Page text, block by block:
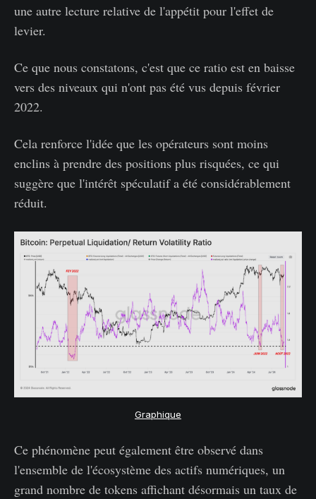
une autre lecture relative de l'appétit pour l'effet de
levier.
Ce que nous constatons, c'est que ce ratio est en baisse
vers des niveaux qui n'ont pas été vus depuis février
2022.
Cela renforce l'idée que les opérateurs sont moins
enclins à prendre des positions plus risquées, ce qui
suggère que l'intérêt spéculatif a été considérablement
réduit.
Graphique
Ce phénomène peut également être observé dans
l'ensemble de l'écosystème des actifs numériques, un
grand nombre de tokens affichant désormais un taux de